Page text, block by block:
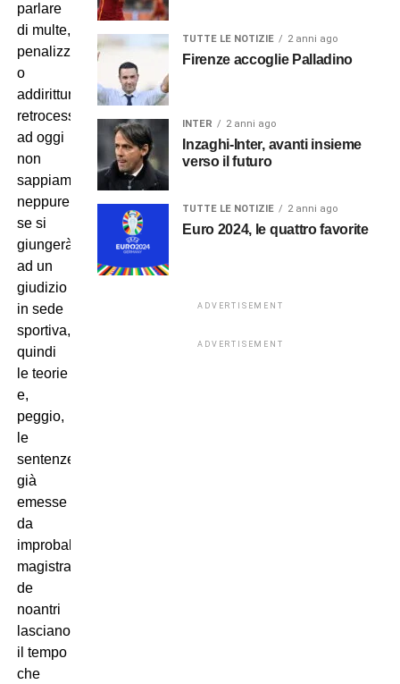
parlare
di multe,
penalizzazioni
o
addirittura
retrocessione:
ad oggi
non
sappiamo
neppure
se si
giungerà
ad un
giudizio
in sede
sportiva,
quindi
le teorie
e,
peggio,
le
sentenze
già
emesse
da
improbabili
magistrati
de
noantri
lasciano
il tempo
che
TUTTE LE NOTIZIE 2 anni ago
Firenze accoglie Palladino
INTER 2 anni ago
Inzaghi-Inter, avanti insieme
verso il futuro
TUTTE LE NOTIZIE 2 anni ago
Euro 2024, le quattro favorite
ADVERTISEMENT
ADVERTISEMENT